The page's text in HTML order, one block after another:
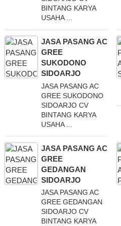
BINTANG KARYA
USAHA ...
JASA PASANG AC
GREE
SUKODONO
SIDOARJO
JASA PASANG AC
GREE SUKODONO
SIDOARJO CV
BINTANG KARYA
USAHA ...
JASA PASANG AC
GREE
GEDANGAN
SIDOARJO
JASA PASANG AC
GREE GEDANGAN
SIDOARJO CV
BINTANG KARYA